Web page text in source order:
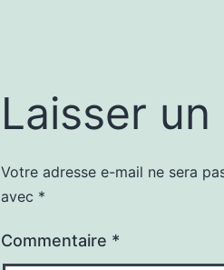
Laisser
Votre adresse e-mail ne sera
avec *
Commentaire *